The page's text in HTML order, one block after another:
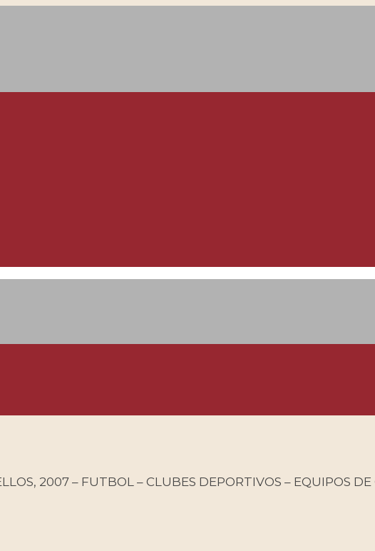
2007 – FUTBOL – CLUBES DEPORTIVOS – EQUIPOS DE